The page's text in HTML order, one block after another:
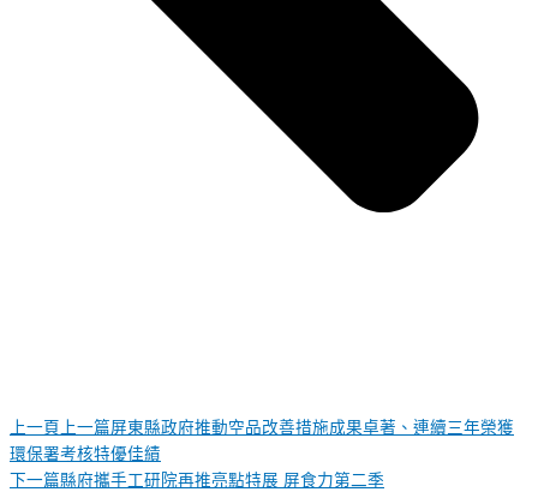
上一頁 上一篇屏東縣政府推動空品改善措施成果卓著、連續三年榮獲
環保署考核特優佳績
下一篇縣府攜手工研院再推亮點特展 屏食力第二季